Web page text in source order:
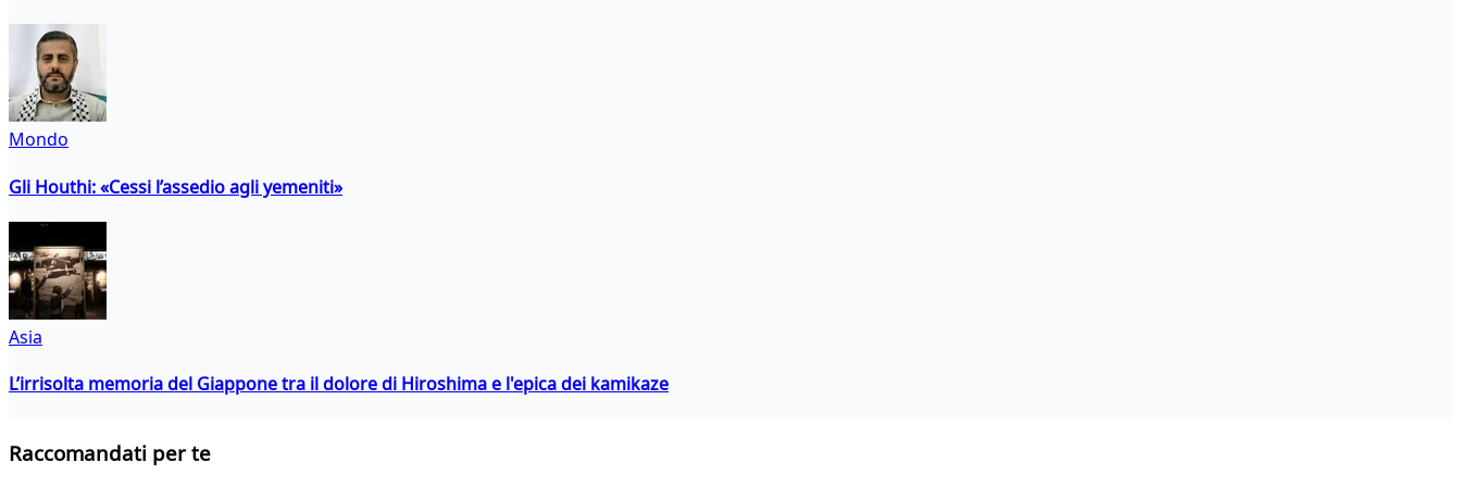
Mondo
Gli Houthi: «Cessi l’assedio agli yemeniti»
Asia
L’irrisolta memoria del Giappone tra il dolore di Hiroshima e l'epica dei kamikaze
Raccomandati per te